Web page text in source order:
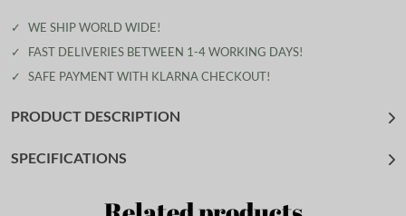
✓
WE SHIP WORLD WIDE!
✓
FAST DELIVERIES BETWEEN 1-4 WORKING DAYS!
✓
SAFE PAYMENT WITH KLARNA CHECKOUT!
PRODUCT DESCRIPTION
SPECIFICATIONS